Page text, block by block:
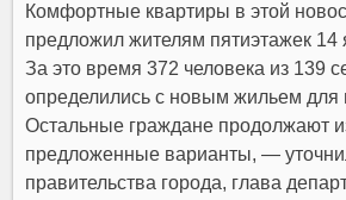
Комфортные квартиры в этой
предложил жителям пятиэтажек 14
За это время 372 человека из 139
определились с новым жильем для
Остальные граждане продолжают
предложенные варианты, —
правительства города, глава